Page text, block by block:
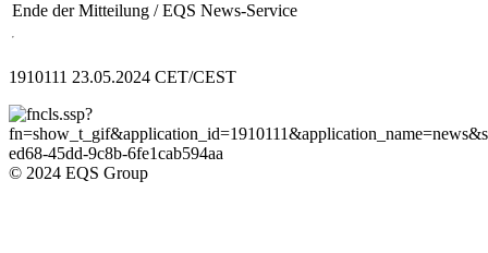
Ende der Mitteilung / EQS News-Service
1910111 23.05.2024 CET/CEST
© 2024 EQS Group